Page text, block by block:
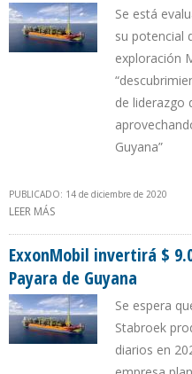
Se está
su potencial
exploración
de liderazgo
Guyana”
PUBLICADO: 14 de diciembre de 2020
LEER MÁS
ExxonMobil invertirá $
Payara de Guyana
Se espera
Stabroek
diarios en